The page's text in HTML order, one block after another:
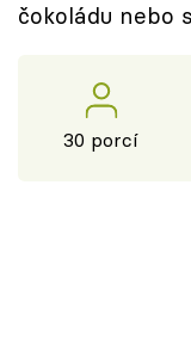
čokoládu nebo
30 porcí